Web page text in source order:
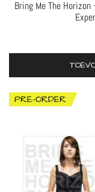
Bring Me The
PRE-ORDER